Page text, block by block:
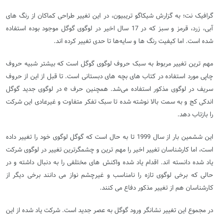
گرافیک نت؛ به گزارش شیکاگو تریبیون، در این تغییر طراحی کماکان از رنگ های
آبی، زرد، قرمز و سبز که در 17 سال اخیر در لوگوی گوگل موجود بوده استفاده
شده است. اما کیفیت رنگ ها و سایه‌ها تا حدی تغییر کرده اند.
مهم ترین تغییر مربوط به سبک حروف لوگوی گوگل است که بیشتر شبیه حروف
چاپی مورد استفاده در کتاب های بچه های دبستانی است. تا قبل از این از حروف
سریف در لوگوی مذکور استفاده می‌شد. همچنین حرف e در لوگوی جدید گوگل
اندکی کج و به سمت بالا نوشته شده تا سبک تفکر متفاوت و غیرعادی این شرکت
را بازتاب دهد.
این ششمین بار از سال 1999 تا به حال است که گوگل لوگوی خود را تغییر داده
است، اما کارشناسان تغییر اخیر را مهم ترین و چشمگرترین تغییر در لوگوی شرکت
یاد شده دانسته اند. اقدام یاد شده واکنش های مختلفی را به دنبال داشته و در
حالی که برخی لوگوی تازه را نامناسب و غیرچشم نواز می دانند برخی دیگر از
کارشناسان هم از تغییر مذکور دفاع می کنند.
در مجموع این تغییر نشانگر ورود گوگل به عصر جدید است. شرکت یاد شده از این